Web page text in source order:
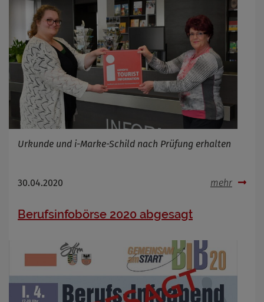
Urkunde und i-Marke-Schild nach Prüfung erhalten
30.04.2020 mehr
Berufsinfobörse 2020 abgesagt